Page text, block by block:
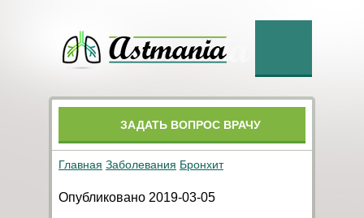
ЗАДАТЬ ВОПРОС ВРАЧУ
Главная Заболевания Бронхит
Опубликовано 2019-03-05